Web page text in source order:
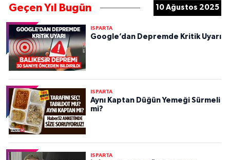
Geçen Yıl Bugün 10 Ağustos 2025
ISPARTA
Google’dan Depremde Kritik Uyarı
ISPARTA
Aynı Kaptan Düğün Yemeği Sürmeli
mi?
ISPARTA